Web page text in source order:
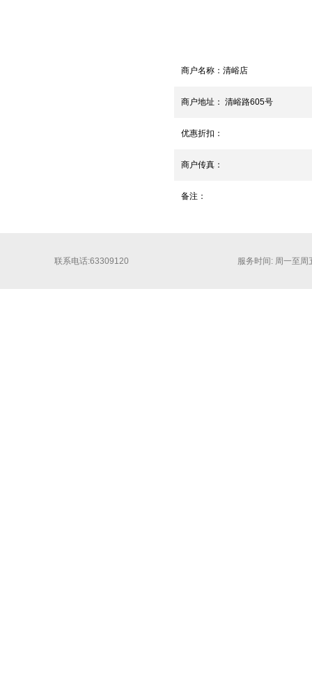
商户名称： 清峪店
商户地址： 清峪路605号
优惠折扣：
商户传真：
备注：
联系电话:63309120 服务时间: 周一至